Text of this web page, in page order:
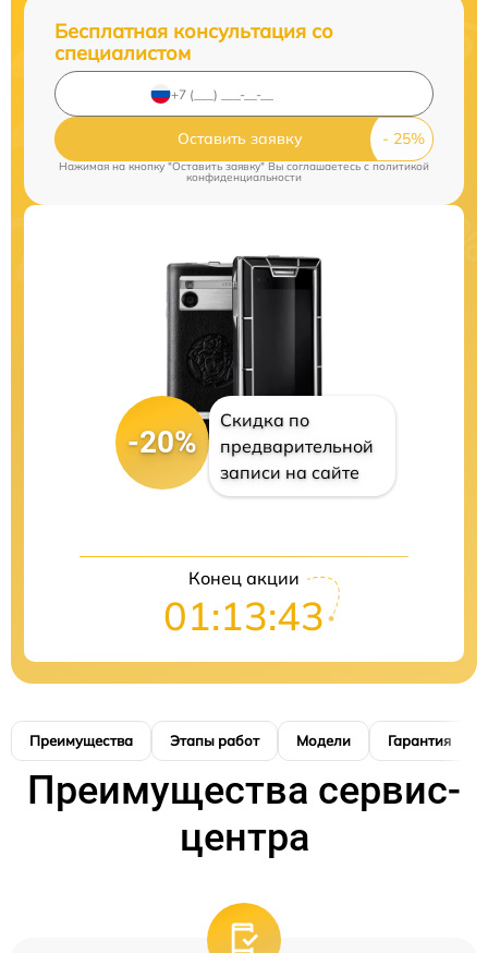
Бесплатная консультация со
специалистом
Оставить заявку
Нажимая на кнопку "Оставить заявку" Вы соглашаетесь cполитикой
конфиденциальности
-20%
Скидка по
предварительной
записи на сайте
Конец акции
01:13:42
Преимущества Этапы работ Модели Гарантия
Преимущества сервис-
центра